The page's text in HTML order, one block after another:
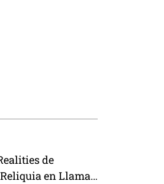
de
en Llamas